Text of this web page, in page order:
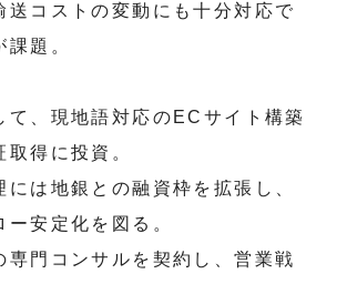
送コストの変動にも十分対応で
題。
て、現地語対応のECサイト構築
得に投資。
には地銀との融資枠を拡張し、
安定化を図る。
専門コンサルを契約し、営業戦